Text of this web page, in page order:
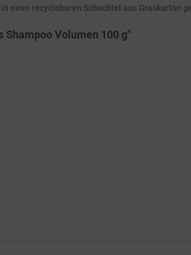
einer recyclebaren Schachtel aus Graskarton
Shampoo Volumen 100 g"